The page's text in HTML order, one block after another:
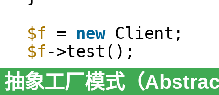
$f = new Client;
$f->test();
抽象工厂模式（